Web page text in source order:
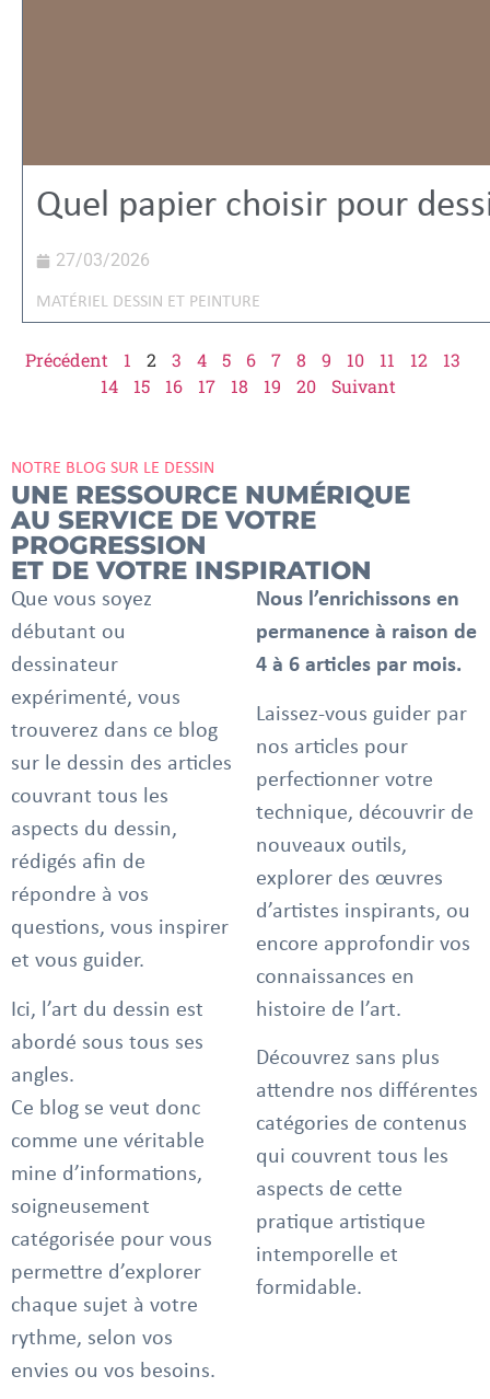
Quel papier choisir pour
27/03/2026
MATÉRIEL DESSIN ET PEINTURE
Précédent 1 2 3 4 5 6 7 8 9 10 11 12
13
14
15 16 17 18 19 20 Suivant
NOTRE BLOG SUR LE DESSIN
UNE RESSOURCE NUMÉRIQUE
AU SERVICE DE VOTRE
PROGRESSION
ET DE VOTRE INSPIRATION
Que vous soyez
débutant ou
dessinateur
expérimenté, vous
trouverez dans ce blog
sur le dessin des articles
couvrant tous les
aspects du dessin,
rédigés afin de
répondre à vos
questions, vous inspirer
et vous guider.
Ici, l’art du dessin est
abordé sous tous ses
angles.
Ce blog se veut donc
comme une véritable
mine d’informations,
soigneusement
catégorisée pour vous
permettre d’explorer
chaque sujet à votre
rythme, selon vos
envies ou vos besoins.
Nous l’enrichissons en
permanence à raison de
4 à 6 articles par mois.
Laissez-vous guider par
nos articles pour
perfectionner votre
technique, découvrir de
nouveaux outils,
explorer des œuvres
d’artistes inspirants, ou
encore approfondir vos
connaissances en
histoire de l’art.
Découvrez sans plus
attendre nos différentes
catégories de contenus
qui couvrent tous les
aspects de cette
pratique artistique
intemporelle et
formidable.